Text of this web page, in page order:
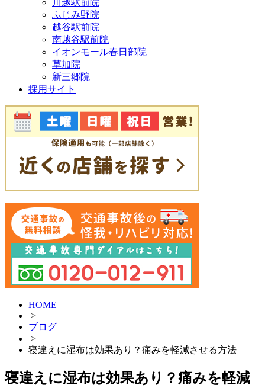
ふじみ野院
越谷駅前院
南越谷駅前院
イオンモール春日部院
草加院
新三郷院
採用サイト
HOME
>
ブログ
>
寝違えに湿布は効果あり？痛みを軽減させる方法
寝違えに湿布は効果あり？痛みを軽減